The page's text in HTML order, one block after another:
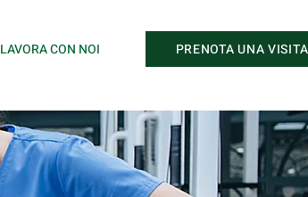
LAVORA CON NOI PRENOTA UNA VISITA